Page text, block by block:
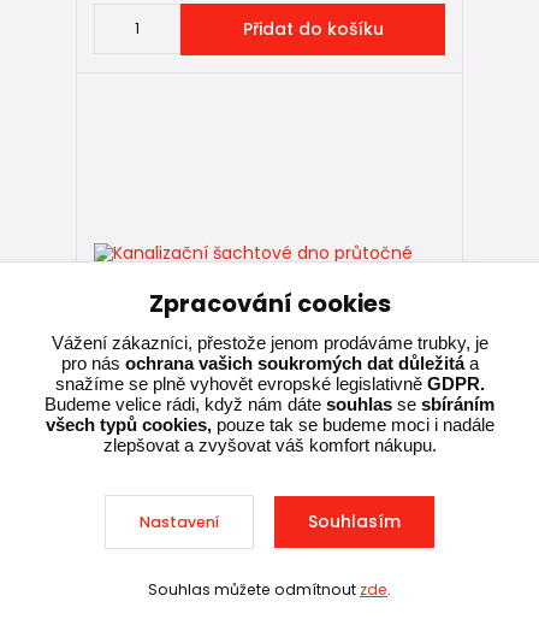
Přidat do košíku
DN 600/315 vč. těsnění pro vlnovec
Wavin Tegra 600 LC
Skladem u
Sleva při nákupu nad 10 000 Kč
Zpracování cookies
Vážení zákazníci, přestože jenom prodáváme trubky, je
pro nás ochrana vašich soukromých dat důležitáa
snažíme se plně vyhovět evropské legislativně GDPR.
Budeme velice rádi, když nám dáte souhlas se sbíráním
všech typů cookies,pouze tak se budeme moci i nadále
zlepšovat a zvyšovat váš komfort nákupu.
Nastavení Souhlasím
Souhlas můžete odmítnout zde.